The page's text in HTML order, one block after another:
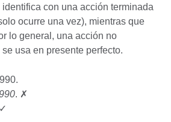
identifica con una acción terminada
ocurre una vez), mientras que
lo general, una acción no
usa en presente perfecto.
. ✗